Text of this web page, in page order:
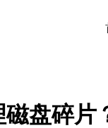
盘碎片